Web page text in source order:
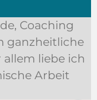
Coaching
ganzheitliche
liebe ich
Arbeit